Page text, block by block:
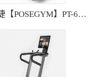
宝驰捷【POSEGYM】PT-6600Q高清大型触摸屏跑步机静音减震